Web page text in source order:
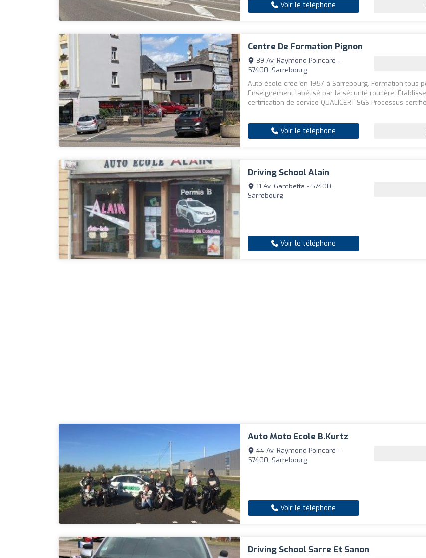
Voir le téléphone
Centre De Formation Pignon
39 Av. Raymond Poincare -
57400, Sarrebourg
Auto école crée en 1957 à Sarrebourg. Formation tous
Enseignement labélisé par la sécurité routière.
certification de service QUALICERT SGS Processus certifié
Voir le téléphone
Driving School Alain
11 Av. Gambetta - 57400,
Sarrebourg
Voir le téléphone
Auto Moto Ecole B.kurtz
44 Av. Raymond Poincare -
57400, Sarrebourg
Voir le téléphone
Driving School Sarre Et Sanon